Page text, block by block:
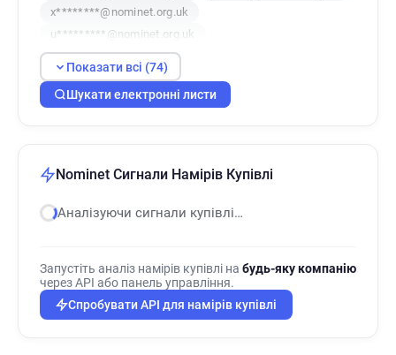
x********@nominet.org.uk
u*********@nominet.org.uk
q************@nominet.org.uk
g*********@nominet.org.uk
d*********@nominet.org.uk
l**********@nominet.org.uk
n************@nominet.org.uk
i*******@nominet.org.uk
t*****@nominet.org.uk
q******@nominet.org.uk
j*******@nominet.org.uk
t***********@nominet.org.uk
Показати всі (74)
Шукати електронні листи
Nominet Сигнали Намірів Купівлі
Аналізуючи сигнали купівлі…
Запустіть аналіз намірів купівлі на будь-яку компанію
через API або панель управління.
Спробувати API для намірів купівлі